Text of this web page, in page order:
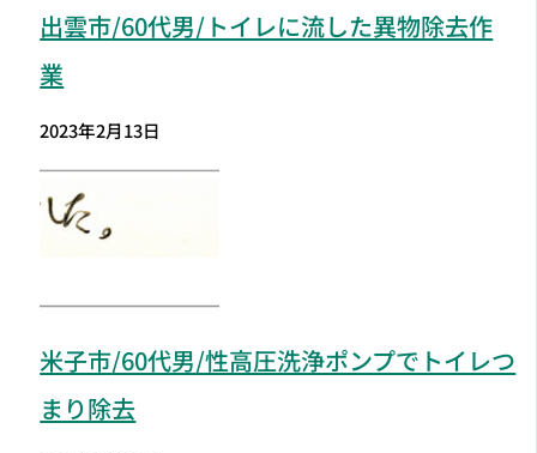
出雲市/60代男/トイレに流した異物除去作
業
2023年2月13日
米子市/60代男/性高圧洗浄ポンプでトイレつ
まり除去